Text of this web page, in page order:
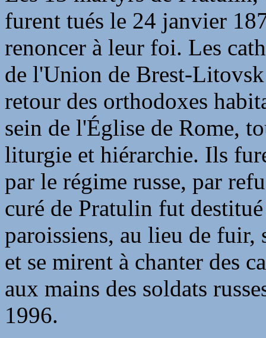
furent tués le 24 janvier
renoncer à leur foi. Les
de l'Union de Brest-
retour des orthodoxes
sein de l'Église de Rome,
liturgie et hiérarchie. Ils
par le régime russe, par
curé de Pratulin fut
paroissiens, au lieu de
et se mirent à chanter des
aux mains des soldats
1996.